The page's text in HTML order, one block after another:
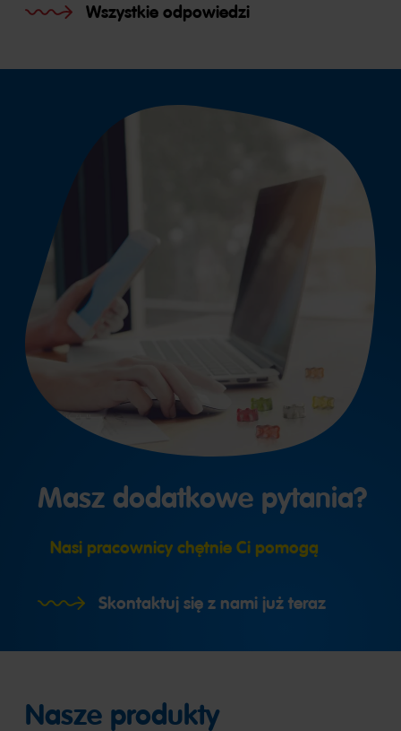
Wszystkie odpowiedzi
Masz dodatkowe pytania?
Nasi pracownicy chętnie Ci pomogą
Skontaktuj się z nami już teraz
Nasze produkty